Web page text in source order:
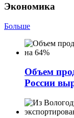
Экономика
Больше
Объем
России